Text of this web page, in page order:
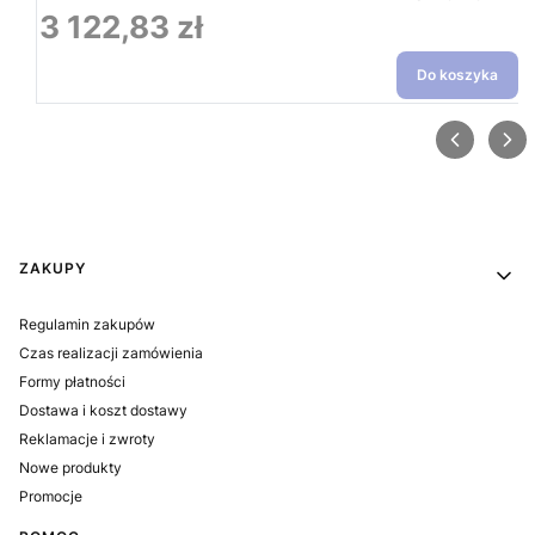
Cena
3 122,83 zł
Do koszyka
Linki w stopce
ZAKUPY
Regulamin zakupów
Czas realizacji zamówienia
Formy płatności
Dostawa i koszt dostawy
Reklamacje i zwroty
Nowe produkty
Promocje